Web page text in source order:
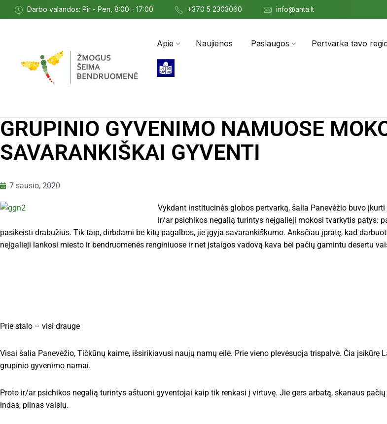
Darbo valandos: Pir - Pen, 8:00 - 17:00 +370 5 2303060 info@anta.lt
Apie Naujienos Paslaugos Pertvarka tavo
GRUPINIO GYVENIMO NAMUOSE
SAVARANKIŠKAI GYVENTI
7 sausio, 2020
Vykdant institucinės globos pertvarką, šalia Panevėžio buvo
ir/ar psichikos negalią turintys neįgalieji mokosi tvarkytis patys:
pasikeisti drabužius. Tik taip, dirbdami be kitų pagalbos, jie įgyja savarankiškumo. Anksčiau įpratę, kad
neįgalieji lankosi miesto ir bendruomenės renginiuose ir net įstaigos vadovą kava bei pačių gamintu desertu
Prie stalo – visi drauge
Visai šalia Panevėžio, Tičkūnų kaime, išsirikiavusi naujų namų eilė. Prie vieno plevėsuoja trispalvė. Čia įsikūrę
grupinio gyvenimo namai.
Proto ir/ar psichikos negalią turintys aštuoni gyventojai kaip tik renkasi į virtuvę. Jie gers arbatą, skanaus
indas, pilnas vaisių.